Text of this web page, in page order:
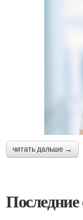
читать дальше →
Последние